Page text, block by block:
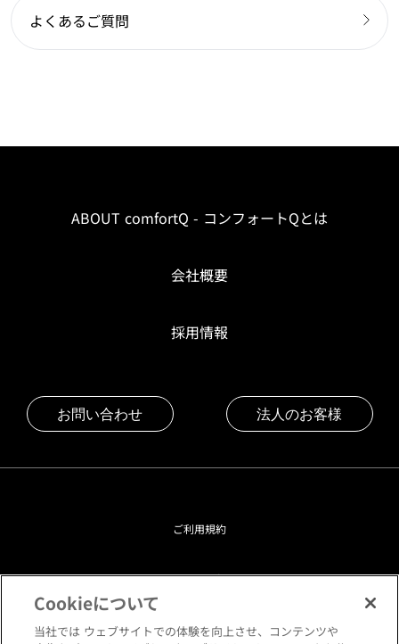
よくあるご質問
ABOUT comfortQ - コンフォートQとは
会社概要
採用情報
お問い合わせ 法人のお客様
ご利用規約
プライバシーポリシー
クッキーポリシー
Cookieについて
当社では ウェブサイトでの体験を向上させ、コンテンツや